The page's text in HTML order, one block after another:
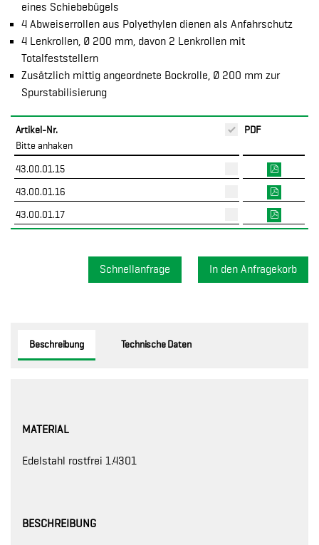
eines Schiebebügels
4 Abweiserrollen aus Polyethylen dienen als Anfahrschutz
4 Lenkrollen, Ø 200 mm, davon 2 Lenkrollen mit
Totalfeststellern
Zusätzlich mittig angeordnete Bockrolle, Ø 200 mm zur
Spurstabilisierung
Artikel-Nr.
Bitte anhaken
PDF
43.00.01.15
43.00.01.16
43.00.01.17
Schnellanfrage
Beschreibung Technische Daten
MATERIAL
Edelstahl rostfrei 1.4301
BESCHREIBUNG